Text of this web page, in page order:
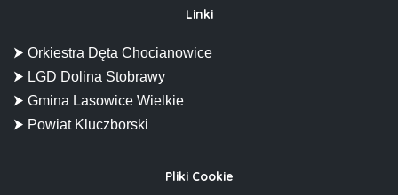
Linki
⮞ Orkiestra Dęta Chocianowice
⮞ LGD Dolina Stobrawy
⮞ Gmina Lasowice Wielkie
⮞ Powiat Kluczborski
Pliki Cookie